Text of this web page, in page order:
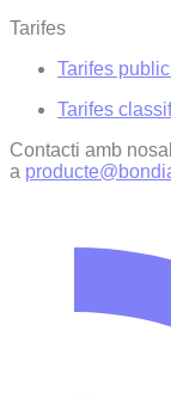
Tarifes
Tarifes
Tarifes
Contacti amb
a